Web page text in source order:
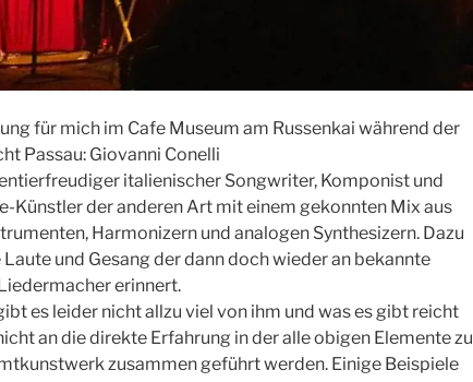
für mich im Cafe Museum am Russenkai während der
Passau: Giovanni Conelli
italienischer Songwriter, Komponist und
Künstler der anderen Art mit einem gekonnten Mix aus
Harmonizern und analogen Synthesizern. Dazu
und Gesang der dann doch wieder an bekannte
erinnert.
es leider nicht allzu viel von ihm und was es gibt reicht
an die direkte Erfahrung in der alle obigen Elemente zu
zusammen geführt werden. Einige Beispiele